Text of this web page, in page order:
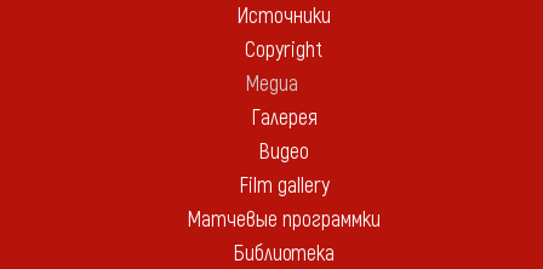
Источники
Copyright
Медиа
Галерея
Видео
Film gallery
Матчевые программки
Библиотека